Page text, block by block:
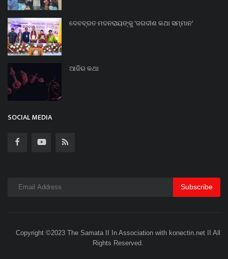
ଦେବବ୍ରତ ମଦନରାୟଙ୍କୁ ‘ଜଗଦୀଶ କଥା ସମ୍ମାନ’
ଆଜିର କଥା
SOCIAL MEDIA
Subscribe
Copyright ©2023 The Samata II In Association with konectin.net II All
Rights Reserved.